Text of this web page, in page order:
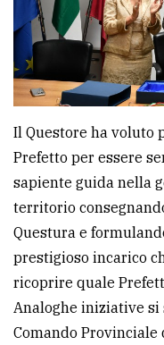
Il Questore ha voluto
Prefetto per essere
sapiente guida nella
territorio
Questura e
prestigioso incarico
ricoprire quale
Analoghe iniziative si
Comando